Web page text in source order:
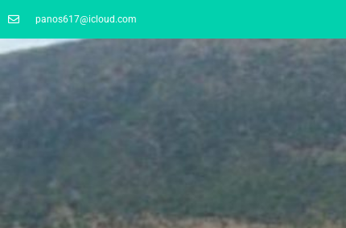
panos617@icloud.com